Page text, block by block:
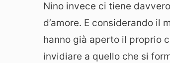
Nino invece ci tiene
d’amore. E considerando il
hanno già aperto il proprio
invidiare a quello che si